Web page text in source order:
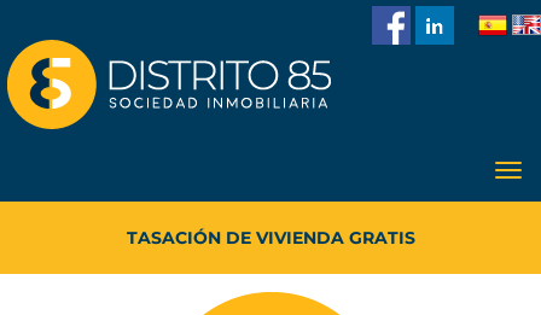
986
228
TASACIÓN DE VIVIENDA GRATIS